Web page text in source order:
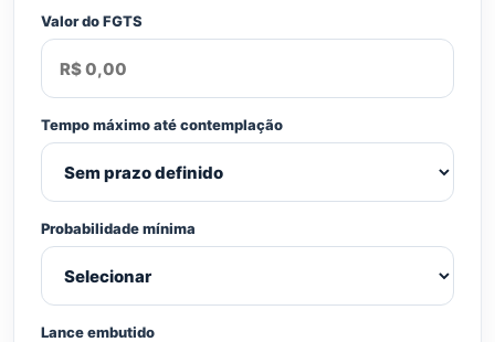
Valor do FGTS
Tempo máximo até contemplação
Probabilidade mínima
Lance embutido